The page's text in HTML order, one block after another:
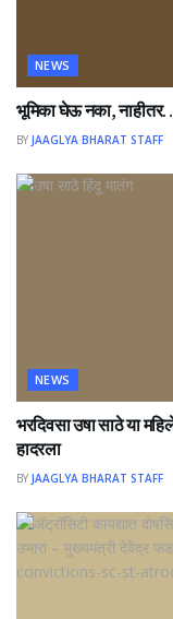
NEWS
भूमिका घेऊ नका,
BY JAAGLYA BHARAT STAFF
NEWS
भरदिवसा उषा साठे या
हादरला
BY JAAGLYA BHARAT STAFF